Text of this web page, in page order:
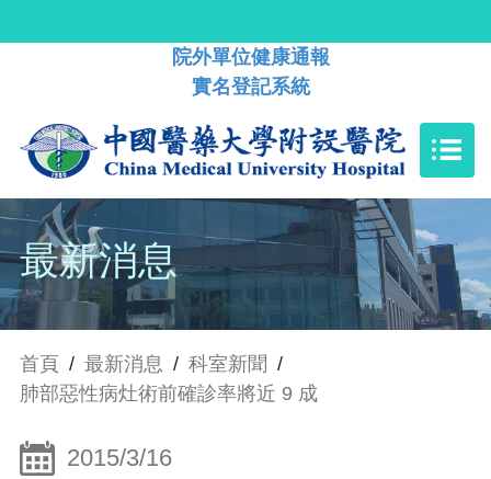
院外單位健康通報
實名登記系統
最新消息
首頁 / 最新消息 / 科室新聞 /
肺部惡性病灶術前確診率將近 9 成
2015/3/16